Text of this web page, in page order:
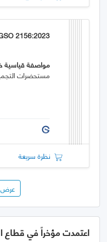
2156:2023
مواصفة قياسية
مستحضرات
نظرة سريعة
عرض
اعتمدت مؤخراً في قطاع